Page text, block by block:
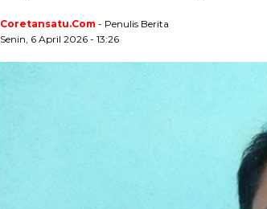
Coretansatu.com - Penulis Berita
Senin, 6 April 2026 - 13:26